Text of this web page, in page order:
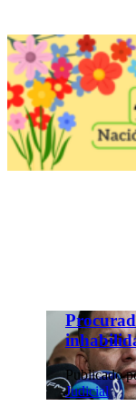
Publicado
Judicial